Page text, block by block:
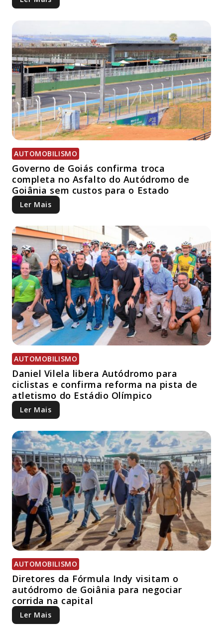
AUTOMOBILISMO
Governo de Goiás confirma troca
completa no Asfalto do Autódromo de
Goiânia sem custos para o Estado
Ler Mais
AUTOMOBILISMO
Daniel Vilela libera Autódromo para
ciclistas e confirma reforma na pista de
atletismo do Estádio Olímpico
Ler Mais
AUTOMOBILISMO
Diretores da Fórmula Indy visitam o
autódromo de Goiânia para negociar
corrida na capital
Ler Mais